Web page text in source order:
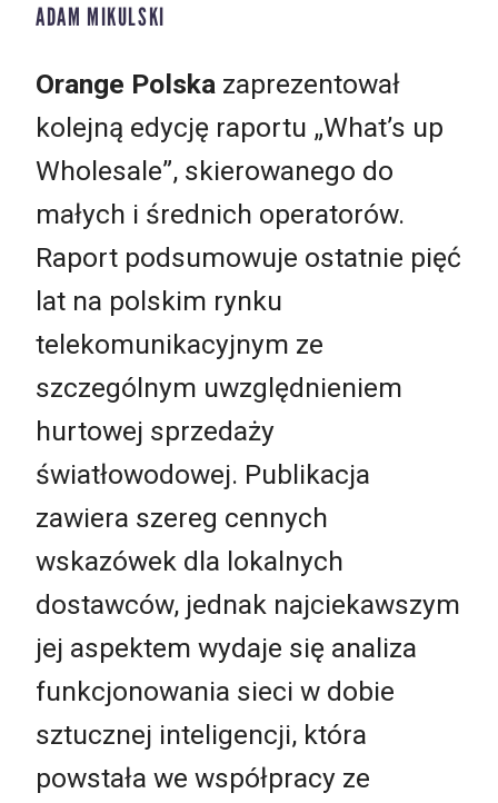
ADAM MIKULSKI
Orange Polska zaprezentował
kolejną edycję raportu „What’s up
Wholesale”, skierowanego do
małych i średnich operatorów.
Raport podsumowuje ostatnie pięć
lat na polskim rynku
telekomunikacyjnym ze
szczególnym uwzględnieniem
hurtowej sprzedaży
światłowodowej. Publikacja
zawiera szereg cennych
wskazówek dla lokalnych
dostawców, jednak najciekawszym
jej aspektem wydaje się analiza
funkcjonowania sieci w dobie
sztucznej inteligencji, która
powstała we współpracy ze